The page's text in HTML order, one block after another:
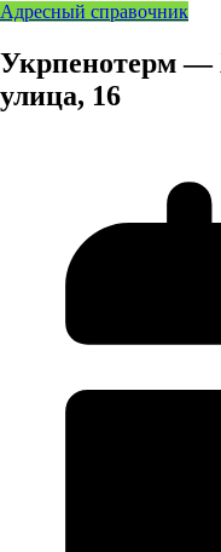
Адресный справочник
Укрпенотерм —
улица, 16